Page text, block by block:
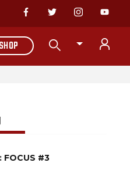
FOCUS #3